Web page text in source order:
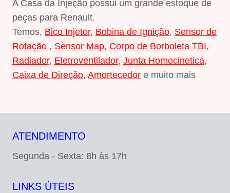
A Casa da Injeção possui um grande estoque de
peças para Renault.
Temos, Bico Injetor, Bobina de Ignição, Sensor de
Rotação , Sensor Map, Corpo de Borboleta TBI,
Radiador, Eletroventilador, Junta Homocinetica,
Caixa de Direção, Amortecedor e muito mais
ATENDIMENTO
Segunda - Sexta: 8h às 17h
LINKS ÚTEIS